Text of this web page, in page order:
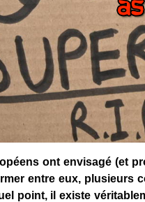
ont envisagé (et
entre eux,
point, il existe